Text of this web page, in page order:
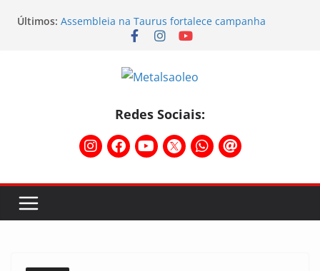
Últimos: Assembleia na Taurus fortalece campanha
salarial e mostra a força da categoria que exige
Nota de repúdio
Conselho Diretivo da CNM/CUT debate indústria e
Temporal destelha Ginásio Bigornão
Assembleia na Taurus – Campanha salarial
2026/2027
Redes Sociais: